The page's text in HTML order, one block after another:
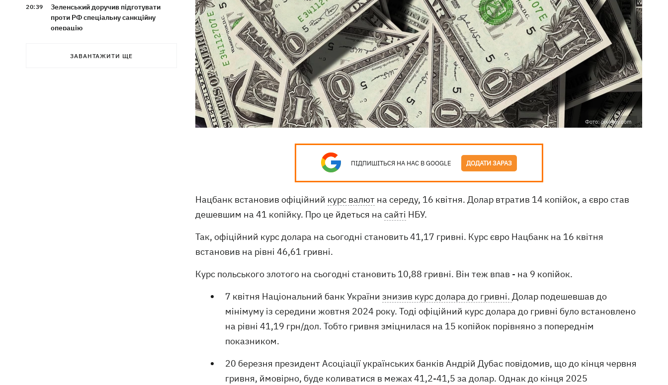
20:39
Зеленський доручив підготувати
проти РФ спеціальну санкційну
операцію
Дрони СБУ вразили два кораблі ФСБ
ЗАВАНТАЖИТИ ЩЕ
Фото: pixabay.com
ПІДПИШІТЬСЯ НА НАС В GOOGLE ДОДАТИ ЗАРАЗ
Нацбанк встановив офіційний курс валют на середу, 16 квітня. Долар втратив 14 копійок, а євро став
дешевшим на 41 копійку. Про це йдеться на сайті НБУ.
Так, офіційний курс долара на сьогодні становить 41,17 гривні. Курс євро Нацбанк на 16 квітня
встановив на рівні 46,61 гривні.
Курс польського злотого на сьогодні становить 10,88 гривні. Він теж впав - на 9 копійок.
7 квітня Національний банк України знизив курс долара до гривні. Долар подешевшав до
мінімуму із середини жовтня 2024 року. Тоді офіційний курс долара до гривні було встановлено
на рівні 41,19 грн/дол. Тобто гривня зміцнилася на 15 копійок порівняно з попереднім
показником.
20 березня президент Асоціації українських банків Андрій Дубас повідомив, що до кінця червня
гривня, ймовірно, буде коливатися в межах 41,2-41,5 за долар. Однак до кінця 2025